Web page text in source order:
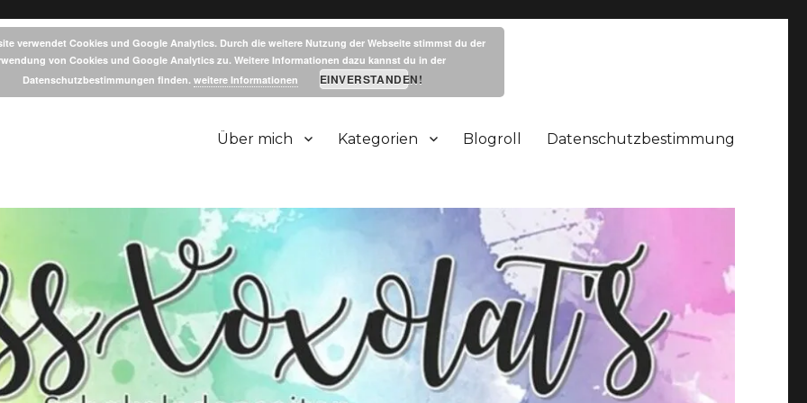
Über mich Kategorien Blogroll Datenschutzbestimmung
verwendet Cookies und Google Analytics. Durch die weitere Nutzung der Webseite stimmst du der
von Cookies und Google Analytics zu. Weitere Informationen dazu kannst du in der
Datenschutzbestimmungen finden. weitere Informationen EINVERSTANDEN!